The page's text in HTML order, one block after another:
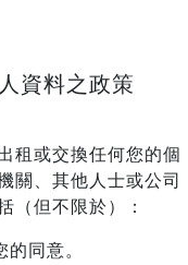
資料之政策
租或交換任何您的個
關、其他人士或公司
（但不限於）：
的同意。